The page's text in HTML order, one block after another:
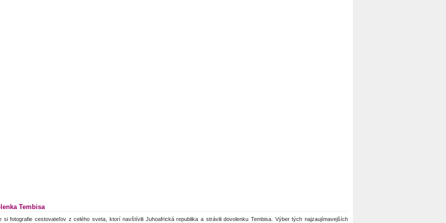
Tembisa
si fotografie cestovateľov z celého sveta, ktorí navštívili Juhoafrická republika a strávili dovolenku Tembisa. Výber tých najzaujímavejších